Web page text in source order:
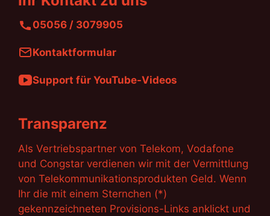
05056 / 3079905
Kontaktformular
Support für YouTube-Videos
Transparenz
Als Vertriebspartner von Telekom, Vodafone
und Congstar verdienen wir mit der Vermittlung
von Telekommunikationsprodukten Geld. Wenn
Ihr die mit einem Sternchen (*)
gekennzeichneten Provisions-Links anklickt und